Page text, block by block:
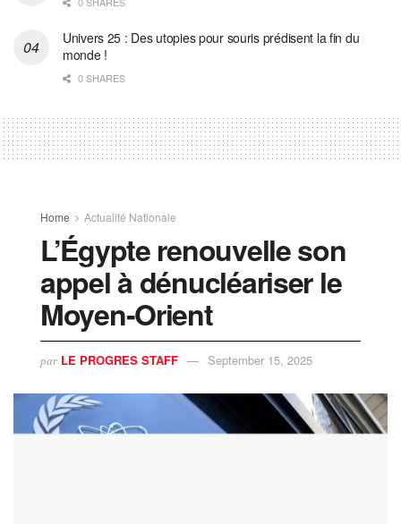
Univers 25 : Des utopies pour souris prédisent la fin du
monde !
0 SHARES
Home Actualité Nationale
L’Égypte renouvelle son
appel à dénucléariser le
Moyen-Orient
par LE PROGRES STAFF September 15, 2025